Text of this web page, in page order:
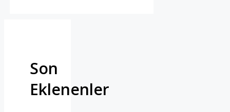
Son
Eklenenler